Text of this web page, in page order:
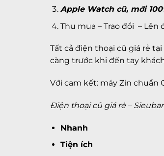
Apple Watch cũ, mới
Thu mua – Trao đổi –
Tất cả điện thoại cũ giá rẻ
càng trước khi đến tay
Với cam kết: máy Zin chuẩn
Điện thoại cũ giá rẻ –
Nhanh
Tiện ích